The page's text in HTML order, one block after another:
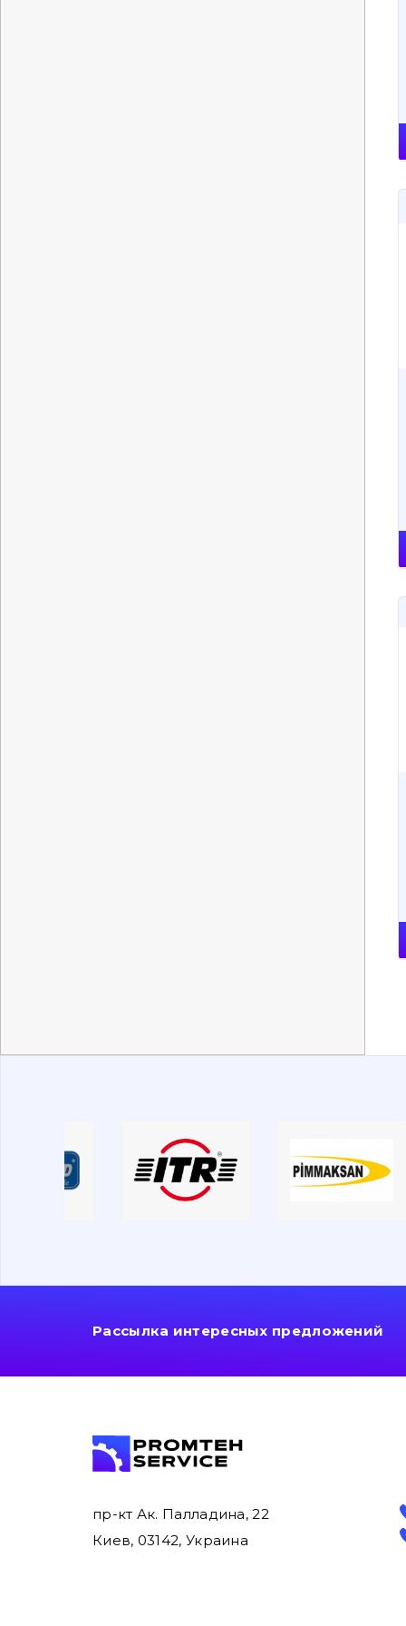
Рассылка интересных предложений
пр-кт Ак. Палладина, 22
Киев, 03142, Украина